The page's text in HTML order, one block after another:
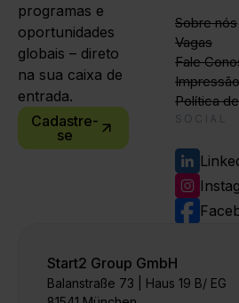
programas e
oportunidades
globais – direto
na sua caixa de
entrada.
Cadastre-
se
Sobre nós
Vagas
Fale
Impressão
Política
SOCIAL
Start2 Group GmbH
Balanstraße 73 | Haus 19 B/ EG